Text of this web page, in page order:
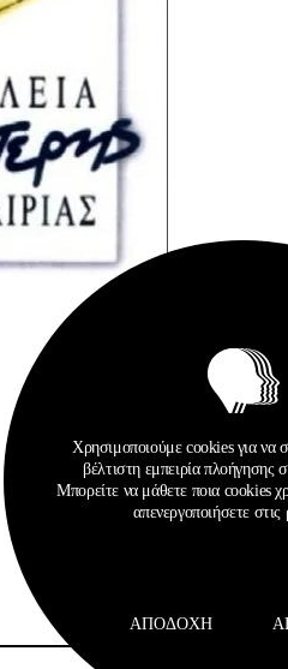
Σχετικά
Χρησιμοποιούμε cookies για να
βέλτιστη εμπειρία πλοήγησης
Μπορείτε να μάθετε ποια cookies
απενεργοποιήσετε στις
ΑΠΟΔΟΧΉ